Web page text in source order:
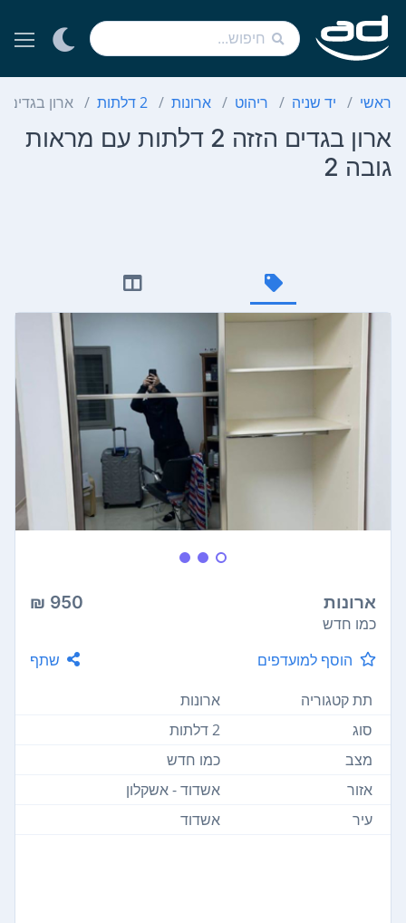
ראשי יד שניה ריהוט ארונות 2 דלתות ארון בגדים הזזה 2 דלתות עם
ארון בגדים הזזה 2 דלתות עם מראות
גובה 2
ארונות 950 ₪
כמו חדש
הוסף למועדפים
שתף
תת קטגוריה
ארונות
סוג
2 דלתות
מצב
כמו חדש
אזור
אשדוד - אשקלון
עיר
אשדוד